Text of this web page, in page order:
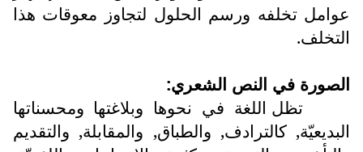
عوامل تخلفه ورسم الحلول لتجاوز معوقات هذا
التخلف.
الصورة في النص الشعري:
تظل اللغة في نحوها وبلاغتها ومحسناتها
البديعيّة, كالترادف, والطباق, والمقابلة, والتقديم